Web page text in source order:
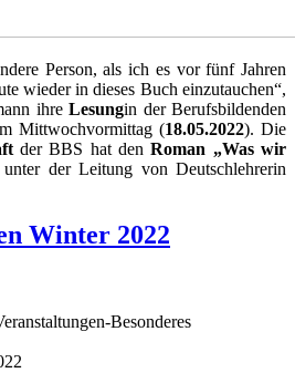
Person, als ich es vor fünf Jahren
wieder in dieses Buch einzutauchen“,
ihre Lesungin der Berufsbildenden
Mittwochvormittag (18.05.2022). Die
der BBS hat den Roman „Was wir
unter der Leitung von Deutschlehrerin
Winter 2022
Besonderes